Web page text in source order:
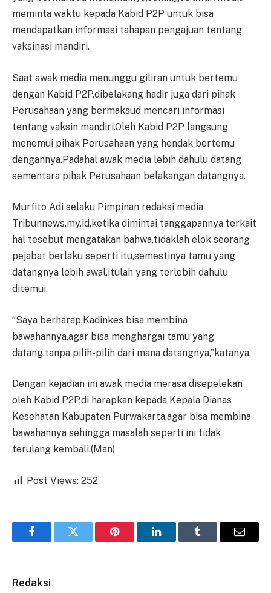
meminta waktu kepada Kabid P2P untuk bisa
mendapatkan informasi tahapan pengajuan tentang
vaksinasi mandiri.
Saat awak media menunggu giliran untuk bertemu
dengan Kabid P2P,dibelakang hadir juga dari pihak
Perusahaan yang bermaksud mencari informasi
tentang vaksin mandiri.Oleh Kabid P2P langsung
menemui pihak Perusahaan yang hendak bertemu
dengannya.Padahal awak media lebih dahulu datang
sementara pihak Perusahaan belakangan datangnya.
Murfito Adi selaku Pimpinan redaksi media
Tribunnews.my.id,ketika dimintai tanggapannya terkait
hal tesebut mengatakan bahwa,tidaklah elok seorang
pejabat berlaku seperti itu,semestinya tamu yang
datangnya lebih awal,itulah yang terlebih dahulu
ditemui.
“Saya berharap,Kadinkes bisa membina
bawahannya,agar bisa menghargai tamu yang
datang,tanpa pilih-pilih dari mana datangnya,”katanya.
Dengan kejadian ini awak media merasa disepelekan
oleh Kabid P2P,di harapkan kepada Kepala Dianas
Kesehatan Kabupaten Purwakarta,agar bisa membina
bawahannya sehingga masalah seperti ini tidak
terulang kembali.(Man)
Post Views: 252
FacebookTwitter Pinterest LinkedInTumblr Email
Redaksi